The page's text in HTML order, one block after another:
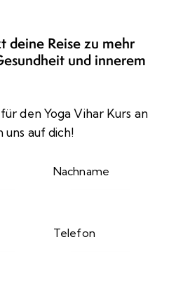
deine Reise zu mehr
und innerem
den Yoga Vihar Kurs an
uns auf dich!